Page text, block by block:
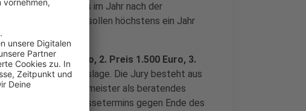
müssen spätestens im Jahr nach der
Maßnahmen sollen höchstens ein Jahr
1. Preis 2.500 Euro, 2. Preis 1.500 Euro, 3.
nach Bewerbungslage. Die Jury besteht aus
sowie dem Bürgermeister als beratendes
Rahmen eines Pressetermins gegen Ende des